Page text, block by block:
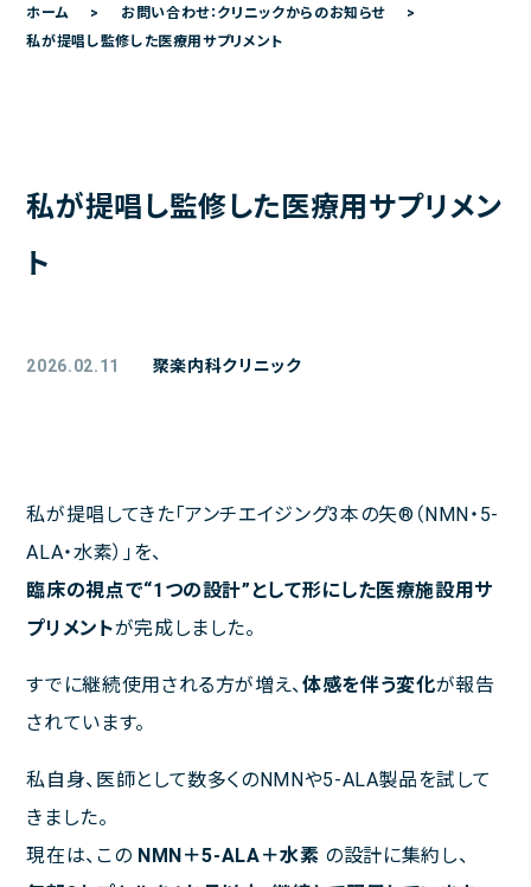
ご予約
よくある質問
初診の方へ
プライバシーポリシー
ご利用規約
聚楽内科クリニック
ご予約・お問い合わせは
096-387-2277
ホーム
お問い合わせ：クリニックからのお知らせ
私が提唱し監修した医療用サプリメント
私が提唱し監修した医療用サプリメン
ト
2026.02.11 聚楽内科クリニック
私が提唱してきた「アンチエイジング3本の矢®（NMN・5-
ALA・水素）」を、
臨床の視点で“1 つの設計”として形にした医療施設用サ
プリメントが完成しました。
すでに継続使用される方が増え、体感を伴う変化が報告
されています。
私自身、医師として数多くのNMNや5-ALA製品を試して
きました。
現在は、この NMN＋5-ALA＋水素 の設計に集約し、